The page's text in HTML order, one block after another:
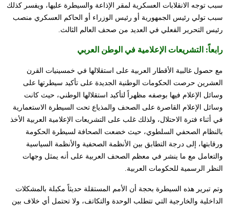
سبب توجه الانقلابات العسكرية لمقر الإذاعة والسيطرة عليها، ويفسر كذلك
سبب تولي رئيس الجمهورية أو رئيس الوزراء أو الحاكم العسكري منصب
رئيس التحرير الفعلي في العديد من صحف العالم الثالث.
رابعاً: التشريعات الإعلامية في الوطن العربي
مع حصول غالبية الأقطار العربية على استقلالها في خمسينيات القرن
العشرين حرصت الحكومات الوطنية الجديدة على تأكيد سيطرتها على
وسائل الإعلام فيها بوصفه مظهراً لتأكيد استقلالها الوطني، حيث كانت
وسائل الإعلام القاصرة على الصحف والمذياع تحت السيطرة الاستعمارية
في أثناء فترة الاحتلال، ولذلك غلب على التشريعات الإعلامية العربية الأخذ
بالنظام الصحفي السلطوي، حيث خضعت الصحافة لسيطرة الحكومة
ورقابتها، إلى درجة التطابق بين الأنظمة الصحفية والأنظمة السياسية
والتعامل مع ما ينشر في معظم الصحف العربية على أنه يمثل وجهات
النظر الرسمية للحكومات العربية.
وتم تبرير هذه السيطرة بحجة أن الأمم المستقلة حديثاً مكبلة بالمشكلات
الداخلية والخارجية التي تتطلب الوحدة والتكاتف، ولا تحتمل أي خلاف بين